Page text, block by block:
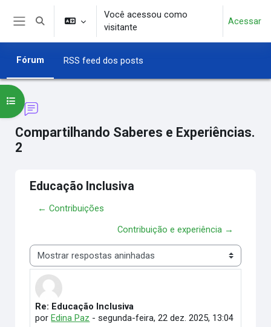
Ir para o conteúdo principal
Alternar entrada de pesquisa
Você acessou como
visitante
Acessar
Fórum RSS feed dos posts
Compartilhando Saberes e Experiências.
2
Abrir índice do curso
Educação Inclusiva
← Contribuições
Contribuição e experiência →
Modo de visualização
Re: Educação Inclusiva
por Edina Paz -segunda-feira, 22 dez. 2025, 13:04
Número de respostas: 0